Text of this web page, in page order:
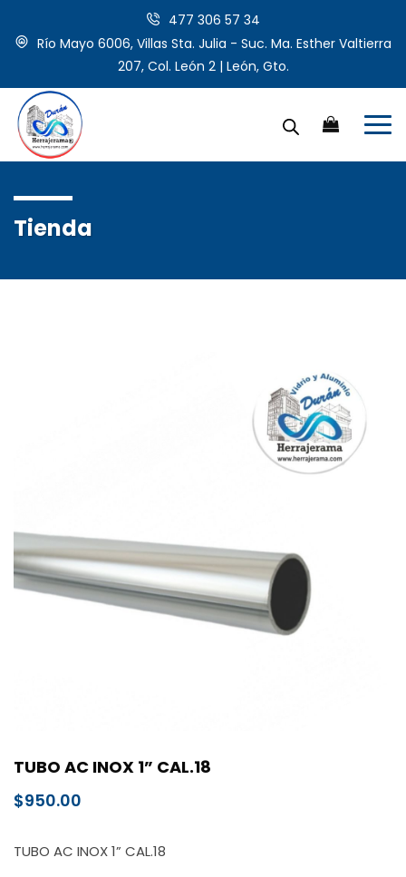
477 306 57 34
Río Mayo 6006, Villas Sta. Julia - Suc. Ma. Esther Valtierra
207, Col. León 2 | León, Gto.
Tienda
TUBO AC INOX 1” CAL.18
$950.00
TUBO AC INOX 1” CAL.18